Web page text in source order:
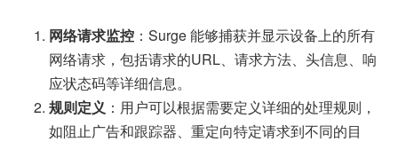
网络请求监控 ：Surge 能够捕获并显示设备上的所有
网络请求，包括请求的URL、请求方法、头信息、响
应状态码等详细信息。
规则定义 ：用户可以根据需要定义详细的处理规则，
如阻止广告和跟踪器、重定向特定请求到不同的目